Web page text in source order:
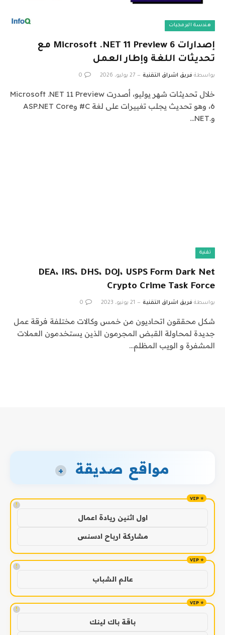
هندسة البرمجيات
إصدارات Microsoft .NET 11 Preview 6 مع
تحديثات اللغة وإطار العمل
بواسطة فريق اشراق التقنية 27 يوليو، 2026 0
خلال تحديثات شهر يوليو، أصدرت Microsoft .NET 11 Preview
6، وهو تحديث يجلب تغييرات على لغة C# وASP.NET Core
و.NET…
تقنية
DEA، IRS، DHS، DOJ، USPS Form Dark Net
Crypto Crime Task Force
بواسطة فريق اشراق التقنية 21 يونيو، 2023 0
شكل محققون اتحاديون من خمس وكالات مختلفة فرقة عمل
جديدة لمحاولة القبض المجرمون الذين يستخدمون العملات
المشفرة و الويب المظلم…
مواقع صديقة +
!
اول اثنين ريادة اعمال
مشاركة ارباح ادسنس
!
عالم الشباب
!
باقة باك لينك